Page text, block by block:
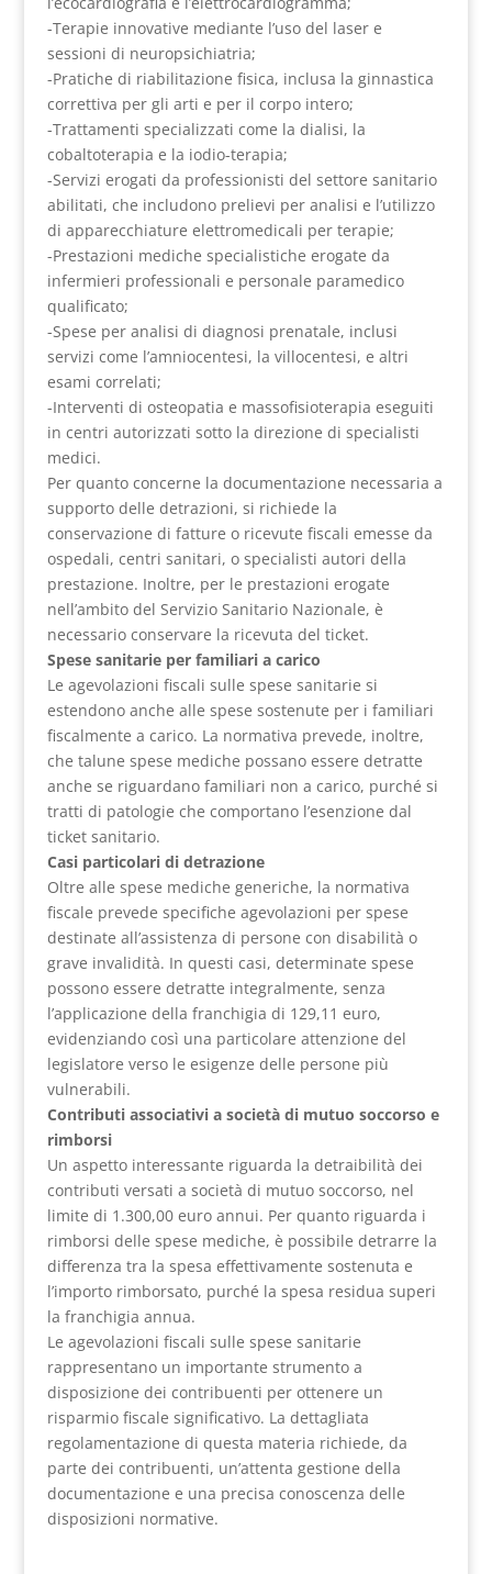
-Terapie innovative mediante l’uso del laser e
sessioni di neuropsichiatria;
-Pratiche di riabilitazione fisica, inclusa la ginnastica
correttiva per gli arti e per il corpo intero;
-Trattamenti specializzati come la dialisi, la
cobaltoterapia e la iodio-terapia;
-Servizi erogati da professionisti del settore sanitario
abilitati, che includono prelievi per analisi e l’utilizzo
di apparecchiature elettromedicali per terapie;
-Prestazioni mediche specialistiche erogate da
infermieri professionali e personale paramedico
qualificato;
-Spese per analisi di diagnosi prenatale, inclusi
servizi come l’amniocentesi, la villocentesi, e altri
esami correlati;
-Interventi di osteopatia e massofisioterapia eseguiti
in centri autorizzati sotto la direzione di specialisti
medici.
Per quanto concerne la documentazione necessaria a
supporto delle detrazioni, si richiede la
conservazione di fatture o ricevute fiscali emesse da
ospedali, centri sanitari, o specialisti autori della
prestazione. Inoltre, per le prestazioni erogate
nell’ambito del Servizio Sanitario Nazionale, è
necessario conservare la ricevuta del ticket.
Spese sanitarie per familiari a carico
Le agevolazioni fiscali sulle spese sanitarie si
estendono anche alle spese sostenute per i familiari
fiscalmente a carico. La normativa prevede, inoltre,
che talune spese mediche possano essere detratte
anche se riguardano familiari non a carico, purché si
tratti di patologie che comportano l’esenzione dal
ticket sanitario.
Casi particolari di detrazione
Oltre alle spese mediche generiche, la normativa
fiscale prevede specifiche agevolazioni per spese
destinate all’assistenza di persone con disabilità o
grave invalidità. In questi casi, determinate spese
possono essere detratte integralmente, senza
l’applicazione della franchigia di 129,11 euro,
evidenziando così una particolare attenzione del
legislatore verso le esigenze delle persone più
vulnerabili.
Contributi associativi a società di mutuo soccorso e
rimborsi
Un aspetto interessante riguarda la detraibilità dei
contributi versati a società di mutuo soccorso, nel
limite di 1.300,00 euro annui. Per quanto riguarda i
rimborsi delle spese mediche, è possibile detrarre la
differenza tra la spesa effettivamente sostenuta e
l’importo rimborsato, purché la spesa residua superi
la franchigia annua.
Le agevolazioni fiscali sulle spese sanitarie
rappresentano un importante strumento a
disposizione dei contribuenti per ottenere un
risparmio fiscale significativo. La dettagliata
regolamentazione di questa materia richiede, da
parte dei contribuenti, un’attenta gestione della
documentazione e una precisa conoscenza delle
disposizioni normative.